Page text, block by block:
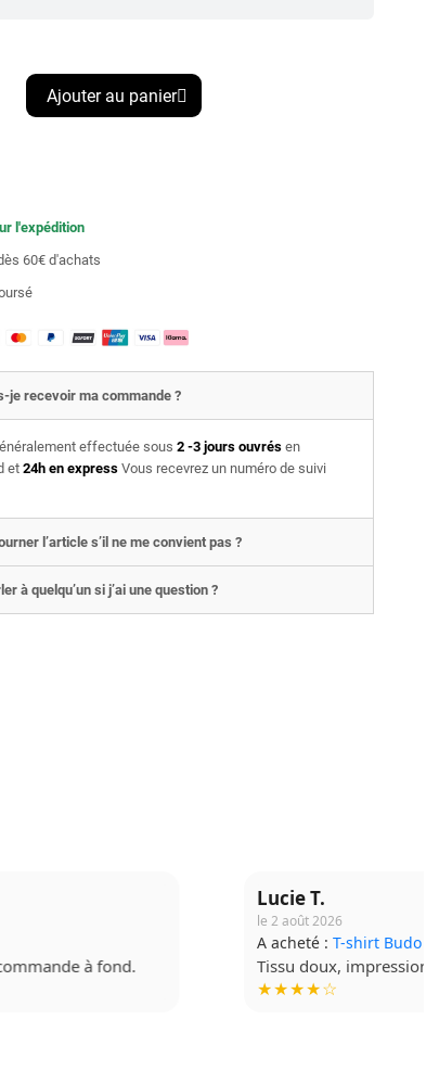
Ajouter au panier
l'expédition
60€ d'achats
je recevoir ma commande ?
effectuée sous 2 -3 jours ouvrés en
et24h en expressVous recevrez un numéro de suivi
l’article s’il ne me convient pas ?
à quelqu’un si j’ai une question ?
Tissu doux, impression de qualité. Très contente !